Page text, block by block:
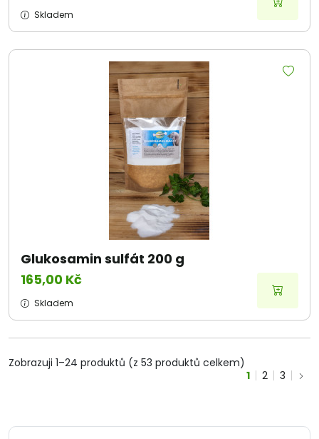
Skladem
Glukosamin sulfát 200 g
165,00 Kč
Skladem
Zobrazuji 1–24 produktů (z 53 produktů celkem)
1
2 3